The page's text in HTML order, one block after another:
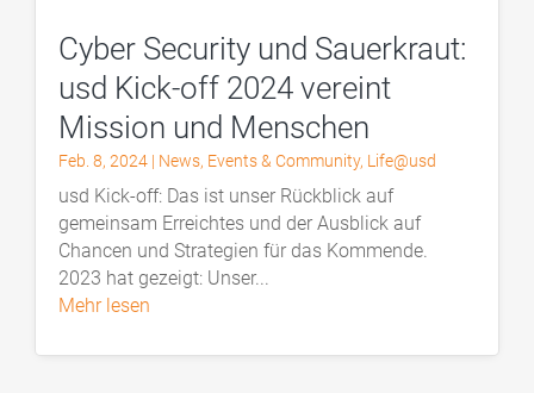
Cyber Security und Sauerkraut:
usd Kick-off 2024 vereint
Mission und Menschen
Feb. 8, 2024 | News, Events & Community, Life@usd
usd Kick-off: Das ist unser Rückblick auf
gemeinsam Erreichtes und der Ausblick auf
Chancen und Strategien für das Kommende.
2023 hat gezeigt: Unser...
mehr lesen